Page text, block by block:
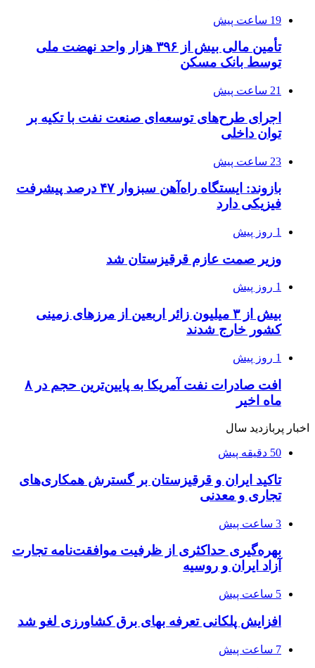
19 ساعت پیش
تأمین مالی بیش از ۳۹۶ هزار واحد نهضت ملی
توسط بانک مسکن
21 ساعت پیش
اجرای طرح‌های توسعه‌ای صنعت نفت با تکیه بر
توان داخلی
23 ساعت پیش
بازوند: ایستگاه راه‌آهن سبزوار ۴۷ درصد پیشرفت
فیزیکی دارد
1 روز پیش
وزیر صمت عازم قرقیزستان شد
1 روز پیش
بیش از ۳ میلیون زائر اربعین از مرزهای زمینی
کشور خارج شدند
1 روز پیش
افت صادرات نفت آمریکا به پایین‌ترین حجم در ۸
ماه اخیر
اخبار پربازدید سال
50 دقیقه پیش
تاکید ایران و قرقیزستان بر گسترش همکاری‌های
تجاری و معدنی
3 ساعت پیش
بهره‌گیری حداکثری از ظرفیت موافقت‌نامه تجارت
آزاد ایران و روسیه
5 ساعت پیش
افزایش پلکانی تعرفه بهای برق کشاورزی لغو شد
7 ساعت پیش